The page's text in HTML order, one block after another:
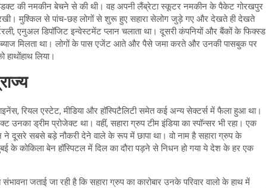
की नमकीन बेचने से की थी। वह अपनी लैंब्रेटा स्कूटर नमकीन के पैकेट गोरखपुर
मुश्किल से पांच-छह लोगों से शुरू हुए सहारा सेलोग जुड़े गए और देखते ही देखते
एनुअल डिपॉजिट इन्वेस्टमेंट प्लान चलाता था। दूसरी कंपनियों और बैंकों के फिक्स्ड
ब्याज मिलता था। लोगों के पास एजेंट आते और पैसे जमा करते और उनकी पासबुक पर
लिया।
रियल एस्टेट, मीडिया और हॉस्पिटैलिटी समेत कई अन्य सेक्टर्स में फैला हुआ था।
उनका ड्रीम प्रोजेक्ट था। वहीं, सहारा ग्रुप टीम इंडिया का स्पॉन्सर भी रहा। एक
दूसरे सबसे बड़े नौकरी देने वाले के रूप में छापा था। वो नाम है सहारा ग्रुप के
के कोकिला बेन हॉस्पिटल में दिल का दौरा पड़ने से निधन हो गया ये देश के हर एक
जताई जा रही है कि सहारा ग्रुप का कारोबार उनके परिवार वालो के हाथ में